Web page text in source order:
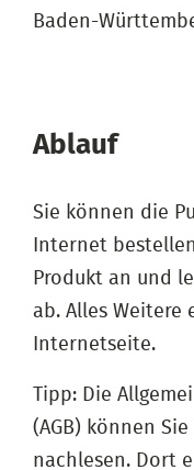
Baden-
Ablauf
Sie können die
Internet
Produkt an und
ab. Alles Weitere
Internetseite.
Tipp: Die
(AGB) können
nachlesen. Dort